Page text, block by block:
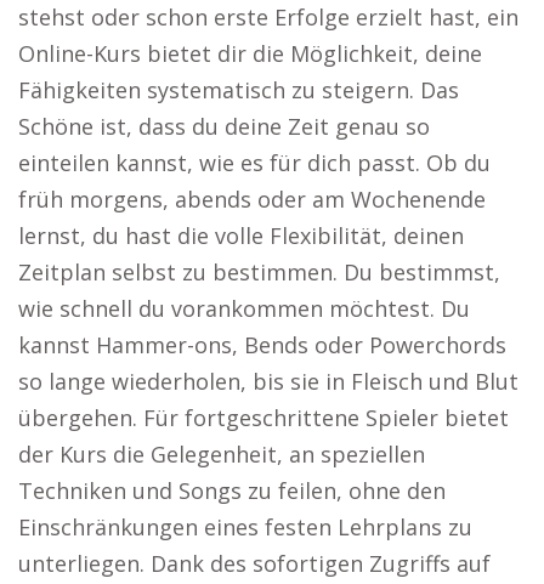
stehst oder schon erste Erfolge erzielt hast, ein
Online-Kurs bietet dir die Möglichkeit, deine
Fähigkeiten systematisch zu steigern. Das
Schöne ist, dass du deine Zeit genau so
einteilen kannst, wie es für dich passt. Ob du
früh morgens, abends oder am Wochenende
lernst, du hast die volle Flexibilität, deinen
Zeitplan selbst zu bestimmen. Du bestimmst,
wie schnell du vorankommen möchtest. Du
kannst Hammer-ons, Bends oder Powerchords
so lange wiederholen, bis sie in Fleisch und Blut
übergehen. Für fortgeschrittene Spieler bietet
der Kurs die Gelegenheit, an speziellen
Techniken und Songs zu feilen, ohne den
Einschränkungen eines festen Lehrplans zu
unterliegen. Dank des sofortigen Zugriffs auf